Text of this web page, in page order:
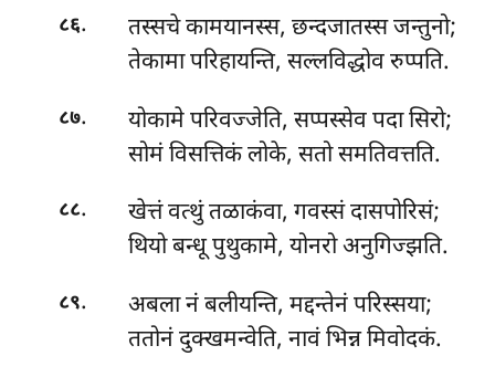
८६.
तस्सचे कामयानस्स, छन्दजातस्स जन्तुनो;
तेकामा परिहायन्ति, सल्लविद्धोव रुप्पति.
८७. योकामेपरिवज्जेति, सप्पस्सेव पदा सिरो;
सोमं विसत्तिकं लोके, सतो समतिवत्तति.
८८.
खेत्तं वत्थुं तळाकंवा, गवस्सं दासपोरिसं;
थियो बन्धू पुथुकामे, योनरो अनुगिज्झति.
८९.
अबला नं बलीयन्ति, मद्दन्तेनं परिस्सया;
ततोनं दुक्खमन्वेति, नावं भिन्न मिवोदकं.